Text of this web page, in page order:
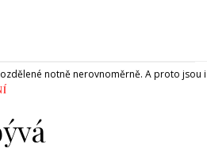
notně nerovnoměrně. A proto